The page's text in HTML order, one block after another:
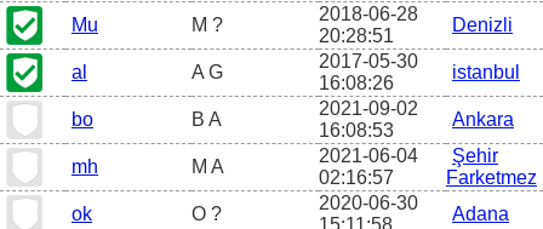
Mu M ?
2018-06-28
20:28:51
Denizli
al A G
2017-05-30
16:08:26
istanbul
bo B A
2021-09-02
16:08:53
Ankara
mh M A
2021-06-04
02:16:57
Şehir
Farketmez
ok
O ?
2020-06-30
15:11:58
Adana